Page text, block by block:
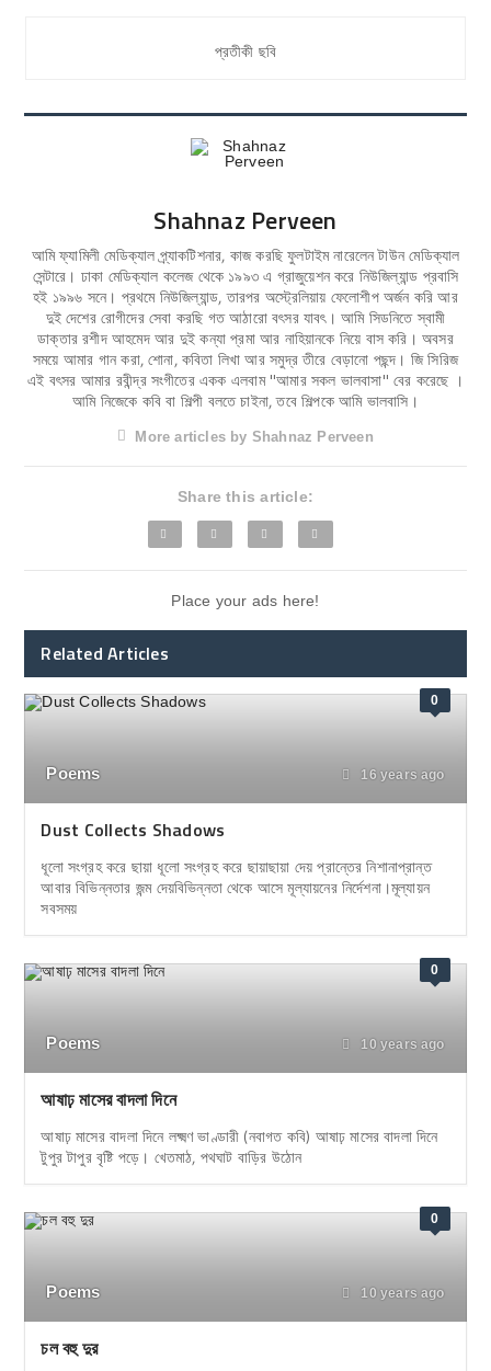
প্রতীকী ছবি
Shahnaz Perveen
আমি ফ্যামিলী মেডিক্যাল প্র্যাকটিশনার, কাজ করছি ফুলটাইম নারেলেন টাউন মেডিক্যাল
সেন্টারে। ঢাকা মেডিক্যাল কলেজ থেকে ১৯৯৩ এ গ্রাজুয়েশন করে নিউজিল্যান্ড প্রবাসি
হই ১৯৯৬ সনে। প্রথমে নিউজিল্যান্ড, তারপর অস্ট্রেলিয়ায় ফেলোশীপ অর্জন করি আর
দুই দেশের রোগীদের সেবা করছি গত আঠারো বৎসর যাবৎ। আমি সিডনিতে স্বামী
ডাক্তার রশীদ আহমেদ আর দুই কন্যা প্রমা আর নাহিয়ানকে নিয়ে বাস করি। অবসর
সময়ে আমার গান করা, শোনা, কবিতা লিখা আর সমুদ্র তীরে বেড়ানো পছন্দ। জি সিরিজ
এই বৎসর আমার রবীন্দ্র সংগীতের একক এলবাম "আমার সকল ভালবাসা" বের করেছে ।
আমি নিজেকে কবি বা শিল্পী বলতে চাইনা, তবে শিল্পকে আমি ভালবাসি।
More articles by Shahnaz Perveen
Share this article:
Place your ads here!
Related Articles
0
Poems 16 years ago
Dust Collects Shadows
ধূলো সংগ্রহ করে ছায়া ধূলো সংগ্রহ করে ছায়াছায়া দেয় প্রান্তের নিশানাপ্রান্ত
আবার বিভিন্নতার জন্ম দেয়বিভিন্নতা থেকে আসে মূল্যায়নের নির্দেশনা।মূল্যায়ন
সবসময়
0
Poems 10 years ago
আষাঢ় মাসের বাদলা দিনে
আষাঢ় মাসের বাদলা দিনে লক্ষ্মণ ভাণ্ডারী (নবাগত কবি) আষাঢ় মাসের বাদলা দিনে
টুপুর টাপুর বৃষ্টি পড়ে। খেতমাঠ, পথঘাট বাড়ির উঠোন
0
Poems 10 years ago
চল বহু দুর